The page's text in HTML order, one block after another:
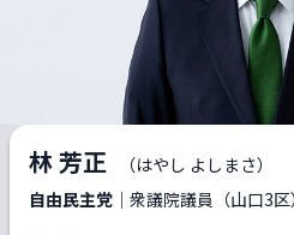
林 芳正
（はやし よしまさ）
自由民主党 ｜衆議院議員（山口3区）